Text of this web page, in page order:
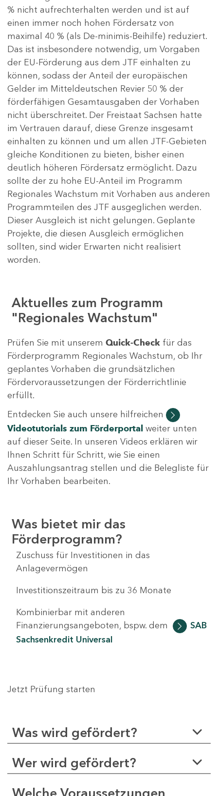
% nicht aufrechterhalten werden und ist auf
einen immer noch hohen Fördersatz von
maximal 40 % (als De-minimis-Beihilfe) reduziert.
Das ist insbesondere notwendig, um Vorgaben
der EU-Förderung aus dem JTF einhalten zu
können, sodass der Anteil der europäischen
Gelder im Mitteldeutschen Revier 50 % der
förderfähigen Gesamtausgaben der Vorhaben
nicht überschreitet. Der Freistaat Sachsen hatte
im Vertrauen darauf, diese Grenze insgesamt
einhalten zu können und um allen JTF-Gebieten
gleiche Konditionen zu bieten, bisher einen
deutlich höheren Fördersatz ermöglicht. Dazu
sollte der zu hohe EU-Anteil im Programm
Regionales Wachstum mit Vorhaben aus anderen
Programmteilen des JTF ausgeglichen werden.
Dieser Ausgleich ist nicht gelungen. Geplante
Projekte, die diesen Ausgleich ermöglichen
sollten, sind wider Erwarten nicht realisiert
worden.
Aktuelles zum Programm
"Regionales Wachstum"
Prüfen Sie mit unserem Quick-Check für das
Förderprogramm Regionales Wachstum, ob Ihr
geplantes Vorhaben die grundsätzlichen
Fördervoraussetzungen der Förderrichtlinie
erfüllt.
Entdecken Sie auch unsere hilfreichen
Videotutorials zum Förderportal weiter unten
auf dieser Seite. In unseren Videos erklären wir
Ihnen Schritt für Schritt, wie Sie einen
Auszahlungsantrag stellen und die Belegliste für
Ihr Vorhaben bearbeiten.
Was bietet mir das
Förderprogramm?
Zuschuss für Investitionen in das
Anlagevermögen
Investitionszeitraum bis zu 36 Monate
Kombinierbar mit anderen
Finanzierungsangeboten, bspw. dem
SAB
Sachsenkredit Universal
Jetzt Prüfung starten
Was wird gefördert?
Wer wird gefördert?
Welche Voraussetzungen